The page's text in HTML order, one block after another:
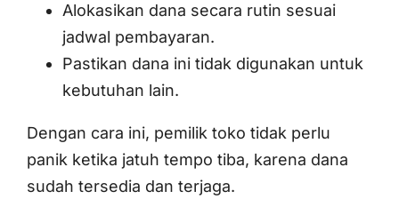
Alokasikan dana secara rutin sesuai
jadwal pembayaran.
Pastikan dana ini tidak digunakan untuk
kebutuhan lain.
Dengan cara ini, pemilik toko tidak perlu
panik ketika jatuh tempo tiba, karena dana
sudah tersedia dan terjaga.